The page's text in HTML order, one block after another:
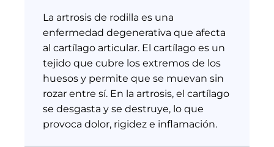
La artrosis de rodilla es una
enfermedad degenerativa que afecta
al cartílago articular. El cartílago es un
tejido que cubre los extremos de los
huesos y permite que se muevan sin
rozar entre sí. En la artrosis, el cartílago
se desgasta y se destruye, lo que
provoca dolor, rigidez e inflamación.